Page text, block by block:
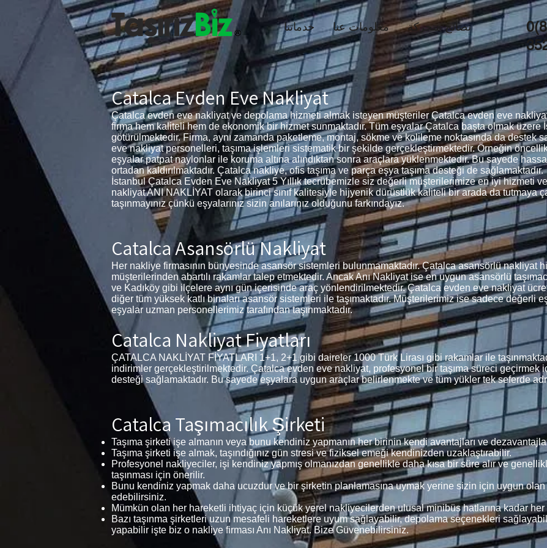
خدماتنا معلومات عنا نصائح متحركة
Çatalca Evden Eve Nakliyat
Çatalca evden eve nakliyat ve depolama hizmeti almak isteyen müşteriler Çatalca evden eve
firma hem kaliteli hem de ekonomik bir hizmet sunmaktadır. Tüm eşyalar Çatalca başta olmak üzere
götürülmektedir. Firma, aynı zamanda paketleme, montaj, sökme ve kolileme noktasında da destek
eve nakliyat personelleri, taşıma işlemleri sistematik bir şekilde gerçekleştirmektedir. Örneğin
eşyalar patpat naylonlar ile koruma altına alındıktan sonra araçlara yüklenmektedir. Bu sayede
ortadan kaldırılmaktadır. Çatalca nakliye, ofis taşıma ve parça eşya taşıma desteği de sağlamaktadır.
İstanbul Çatalca Evden Eve Nakliyat 5 Yıllık tecrübemizle siz değerli müşterilerimize en iyi hizmeti
nakliyat ANI NAKLİYAT olarak birinci sınıf kalitesiyle hijyenik dürüstlük kaliteli bir arada da tutmaya
taşınmayınız çünkü eşyalarınız sizin anılarınız olduğunu farkındayız.
Çatalca Asansörlü Nakliyat
Her nakliye firmasının bünyesinde asansör sistemleri bulunmamaktadır. Çatalca asansörlü nakliyat
müşterilerinden abartılı rakamlar talep etmektedir. Ancak Anı Nakliyat ise en uygun asansörlü
ve Kadıköy gibi ilçelere aynı gün içerisinde araç yönlendirilmektedir. Çatalca evden eve nakliyat
diğer tüm yüksek katlı binaları asansör sistemleri ile taşımaktadır. Müşterilerimiz ise sadece değerli
eşyalar uzman personellerimiz tarafından taşınmaktadır.
Çatalca Nakliyat Fiyatları
ÇATALCA NAKLİYAT FİYATLARI 1+1, 2+1 gibi daireler 1000 Türk Lirası gibi rakamlar ile
indirimler gerçekleştirilmektedir. Çatalca evden eve nakliyat, profesyonel bir taşıma süreci geçirmek
desteği sağlamaktadır. Bu sayede eşyalara uygun araçlar belirlenmekte ve tüm yükler tek seferde
Çatalca Taşımacılık Şirketi
Taşıma şirketi işe almanın veya bunu kendiniz yapmanın her birinin kendi avantajları ve
Taşıma şirketi işe almak, taşındığınız gün stresi ve fiziksel emeği kendinizden uzaklaştırabilir.
Profesyonel nakliyeciler, işi kendiniz yapmış olmanızdan genellikle daha kısa bir süre alır ve
taşınması için önerilir.
Bunu kendiniz yapmak daha ucuzdur ve bir şirketin planlamasına uymak yerine sizin için uygun
edebilirsiniz.
Mümkün olan her hareketli ihtiyaç için küçük yerel nakliyecilerden ulusal minibüs hatlarına kadar her
Bazı taşınma şirketleri uzun mesafeli hareketlere uyum sağlayabilir, depolama seçenekleri
yapabilir işte biz o nakliye firması Anı Nakliyat. Bize Güvenebilirsiniz.